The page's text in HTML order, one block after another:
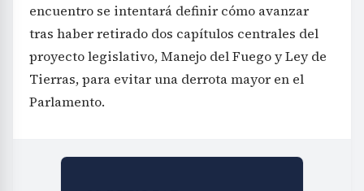
encuentro se intentará definir cómo avanzar
tras haber retirado dos capítulos centrales del
proyecto legislativo, Manejo del Fuego y Ley de
Tierras, para evitar una derrota mayor en el
Parlamento.